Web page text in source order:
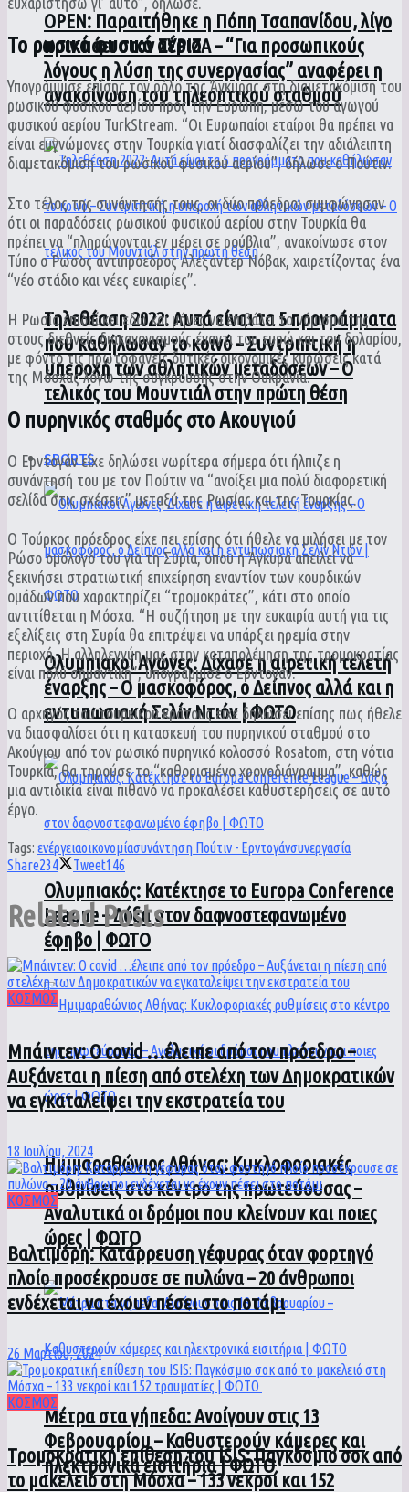
ΟPEN: Παραιτήθηκε η Πόπη Τσαπανίδου, λίγο
πριν πάει στον ΣΥΡΙΖΑ – “Για προσωπικούς
λόγους η λύση της συνεργασίας” αναφέρει η
ανακοίνωση του τηλεοπτικού σταθμού
Τηλεθέαση 2022: Αυτά είναι τα 5 προγράμματα
που καθήλωσαν το κοινό – Συντριπτική η
υπεροχή των αθλητικών μεταδόσεων – Ο
τελικός του Μουντιάλ στην πρώτη θέση
SPORTS
Ολυμπιακοί Αγώνες: Δίχασε η αιρετική τελετή
έναρξης – Ο μασκοφόρος, ο Δείπνος αλλά και η
εντυπωσιακή Σελίν Ντιόν | ΦΩΤΟ
Ολυμπιακός: Κατέκτησε το Europa Conference
League – Δόξα στον δαφνοστεφανωμένο
έφηβο | ΦΩΤΟ
Ημιμαραθώνιος Αθήνας: Κυκλοφοριακές
ρυθμίσεις στο κέντρο της πρωτεύουσας –
Αναλυτικά οι δρόμοι που κλείνουν και ποιες
ώρες | ΦΩΤΟ
Μέτρα στα γήπεδα: Ανοίγουν στις 13
Φεβρουαρίου – Καθυστερούν κάμερες και
ηλεκτρονικά εισιτήρια | ΦΩΤΟ
Το ρωσικό φυσικό αέριο
Υπογράμμισε επίσης τον ρόλο της Άγκυρας στη διαμετακόμιση του
ρωσικού φυσικού αερίου προς την Ευρώπη, μέσω του αγωγού
φυσικού αερίου TurkStream. “Οι Ευρωπαίοι εταίροι θα πρέπει να
είναι ευγνώμονες στην Τουρκία γιατί διασφαλίζει την αδιάλειπτη
διαμετακόμιση του ρωσικού φυσικού αερίου”, δήλωσε ο Πούτιν.
Στο τέλος της συνάντησής τους, οι δύο πρόεδροι συμφώνησαν
ότι οι παραδόσεις ρωσικού φυσικού αερίου στην Τουρκία θα
πρέπει να “πληρώνονται εν μέρει σε ρούβλια”, ανακοίνωσε στον
Τύπο ο Ρώσος αντιπρόεδρος Αλεξάντερ Νόβακ, χαιρετίζοντας ένα
“νέο στάδιο και νέες ευκαιρίες”.
Η Ρωσία επιδιώκει εδώ και μήνες να επιβάλει το νόμισμά της
στους διεθνείς διακανονισμούς έναντι του ευρώ και του δολαρίου,
με φόντο τις πρωτοφανείς δυτικές οικονομικές κυρώσεις κατά
της Μόσχας λόγω της σύγκρουσης στην Ουκρανία.
Ο πυρηνικός σταθμός στο Ακουγιού
Ο Ερντογάν είχε δηλώσει νωρίτερα σήμερα ότι ήλπιζε η
συνάντησή του με τον Πούτιν να “ανοίξει μια πολύ διαφορετική
σελίδα στις σχέσεις” μεταξύ της Ρωσίας και της Τουρκίας.
Ο Τούρκος πρόεδρος είχε πει επίσης ότι ήθελε να μιλήσει με τον
Ρώσο ομόλογό του για τη Συρία, όπου η Άγκυρα απειλεί να
ξεκινήσει στρατιωτική επιχείρηση εναντίον των κουρδικών
ομάδων που χαρακτηρίζει “τρομοκράτες”, κάτι στο οποίο
αντιτίθεται η Μόσχα. “Η συζήτηση με την ευκαιρία αυτή για τις
εξελίξεις στη Συρία θα επιτρέψει να υπάρξει ηρεμία στην
περιοχή. Η αλληλεγγύη μας στην καταπολέμηση της τρομοκρατίας
είναι πολύ σημαντική”, υπογράμμισε ο Ερντογάν.
Ο αρχηγός του τουρκικού κράτους είχε δηλώσει επίσης πως ήθελε
να διασφαλίσει ότι η κατασκευή του πυρηνικού σταθμού στο
Ακούγιου από τον ρωσικό πυρηνικό κολοσσό Rosatom, στη νότια
Τουρκία, θα τηρούσε το “καθορισμένο χρονοδιάγραμμα”, καθώς
μια αντιδικία είναι πιθανό να προκαλέσει καθυστερήσεις σε αυτό
έργο.
Tags: ενέργειαοικονομίασυνάντηση Πούτιν - Ερντογάνσυνεργασία
Share234 Tweet146
RelatedPosts
ΚΟΣΜΟΣ
Μπάιντεν: Ο covid …έλειπε από τον πρόεδρο –
Αυξάνεται η πίεση από στελέχη των Δημοκρατικών
να εγκαταλείψει την εκστρατεία του
18 Ιουλίου, 2024
ΚΟΣΜΟΣ
Βαλτιμόρη: Κατάρρευση γέφυρας όταν φορτηγό
πλοίο προσέκρουσε σε πυλώνα – 20 άνθρωποι
ενδέχεται να έχουν πέσει στο ποτάμι
26 Μαρτίου, 2024
ΚΟΣΜΟΣ
Τρομοκρατική επίθεση του ΙSIS: Παγκόσμιο σοκ από
το μακελειό στη Μόσχα – 133 νεκροί και 152